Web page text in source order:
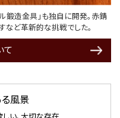
鍛造金具」も独自に開発。赤錆
ど革新的な挑戦でした。
て
風景